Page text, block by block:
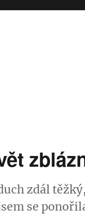
zdál
se